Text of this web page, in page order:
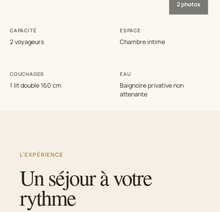
2 photos
CAPACITÉ
2 voyageurs
ESPACE
Chambre intime
COUCHAGES
1 lit double 160 cm
EAU
Baignoire privative non
attenante
L’EXPÉRIENCE
Un séjour à votre
rythme